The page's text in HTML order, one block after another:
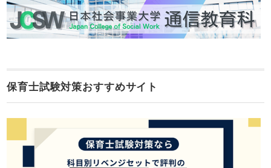
保育士試験対策おすすめサイト